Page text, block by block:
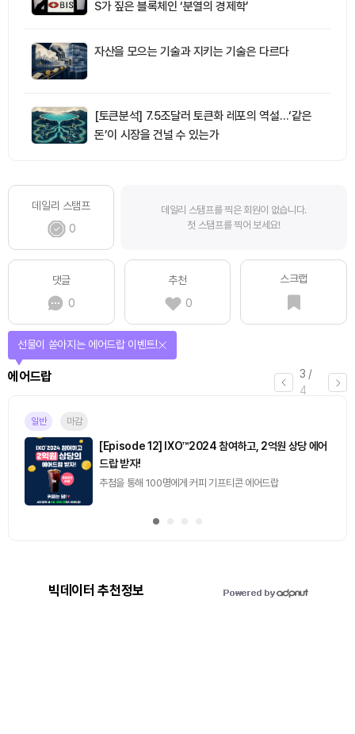
S가 짚은 블록체인 ‘분열의 경제학’
자산을 모으는 기술과 지키는 기술은 다르다
[토큰분석] 7.5조달러 토큰화 레포의 역설…‘같은
돈’이 시장을 건널 수 있는가
데일리 스탬프
0
데일리 스탬프를 찍은 회원이 없습니다.
첫 스탬프를 찍어 보세요!
댓글
0
추천
0
스크랩
3 /
4
에어드랍
선물이 쏟아지는 에어드랍 이벤트!
일반 마감
[Episode 12] IXO™2024 참여하고, 2억원 상당 에어
드랍 받자!
추첨을 통해 100명에게 커피 기프티콘 에어드랍
빅데이터 추천정보